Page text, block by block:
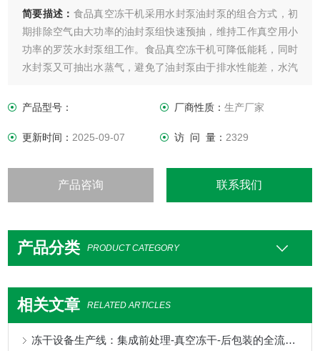
简要描述： 食品真空冻干机采用水封泵油封泵的组合方式，初
期排除空气由大功率的油封泵组快速预抽，维持工作真空用小
功率的罗茨水封泵组工作。食品真空冻干机可降低能耗，同时
水封泵又可抽出水蒸气，避免了油封泵由于排水性能差，水汽
产品型号：
厂商性质： 生产厂家
更新时间：2025-09-07 访 问 量： 2329
产品咨询 联系我们
产品分类 PRODUCT CATEGORY
相关文章 RELATED ARTICLES
冻干设备生产线：集成前处理-真空冻干-后包装的全流程方案